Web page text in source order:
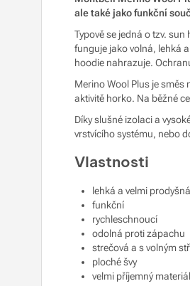
ale také jako funkční
Typově se jedná o tzv.
funguje jako volná, lehká
hoodie nahrazuje.
Merino Wool Plus je směs
aktivitě horko. Na běžné
Díky slušné izolaci a
vrstvícího systému, nebo
Vlastnosti
lehká a velmi prodyšná
funkční
rychleschnoucí
odolná proti zápachu
strečová a s volným
ploché švy
velmi příjemný